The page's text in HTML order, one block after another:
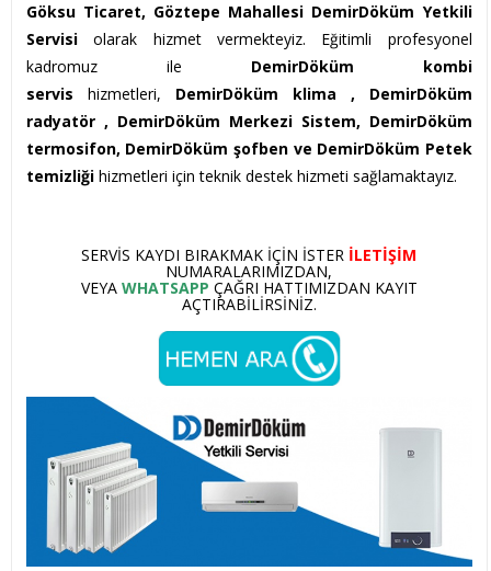
Göksu Ticaret, Göztepe Mahallesi DemirDöküm Yetkili
Servisiolarak hizmet vermekteyiz. Eğitimli profesyonel
kadromuz ile DemirDöküm kombi
servis hizmetleri, DemirDöküm klima , DemirDöküm
radyatör , DemirDöküm Merkezi Sistem, DemirDöküm
termosifon, DemirDöküm şofben ve DemirDöküm Petek
temizliğihizmetleri için teknik destek hizmeti sağlamaktayız.
SERVIS KAYDI BIRAKMAK IÇIN ISTER ILETIŞIM
NUMARALARIMIZDAN,
VEYA WHATSAPP ÇAĞRI HATTIMIZDAN KAYIT
AÇTIRABILIRSINIZ.